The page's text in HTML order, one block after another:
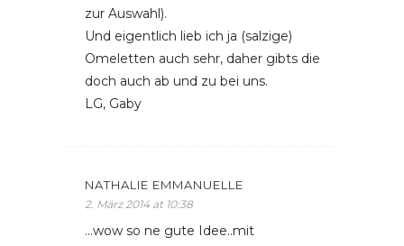
zur Auswahl).
Und eigentlich lieb ich ja (salzige)
Omeletten auch sehr, daher gibts die
doch auch ab und zu bei uns.
LG, Gaby
NATHALIE EMMANUELLE
2. März 2014 at 10:38
…wow so ne gute Idee..mit